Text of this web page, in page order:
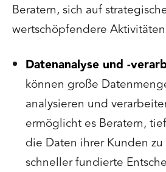
Beratern, sich auf
wertschöpfendere
Datenanalyse und -
können große
analysieren und
ermöglicht es Beratern,
die Daten ihrer Kunden
schneller fundierte